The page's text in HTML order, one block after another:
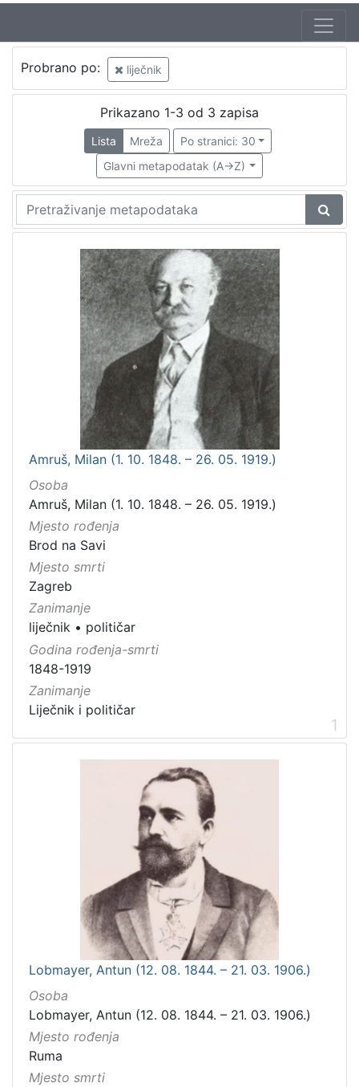
Probrano po: liječnik
Prikazano 1-3 od 3 zapisa
Lista Mreža
Po stranici: 30
Glavni metapodatak (A->Z)
Amruš, Milan (1. 10. 1848. – 26. 05. 1919.)
Osoba
Amruš, Milan (1. 10. 1848. – 26. 05. 1919.)
Mjesto rođenja
Brod na Savi
Mjesto smrti
Zagreb
Zanimanje
liječnik • političar
Godina rođenja-smrti
1848-1919
Zanimanje
Liječnik i političar
1
Lobmayer, Antun (12. 08. 1844. – 21. 03. 1906.)
Osoba
Lobmayer, Antun (12. 08. 1844. – 21. 03. 1906.)
Mjesto rođenja
Ruma
Mjesto smrti